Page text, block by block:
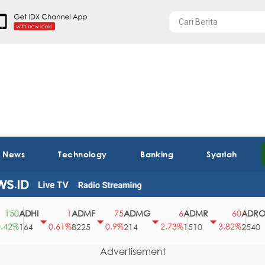
Technology Banking Syariah
ADHI
164
0.61%
ADMF
8225
0.9%
ADMG
214
2.73%
ADMR
1510
3.82%
ADRO
2540
Advertisement